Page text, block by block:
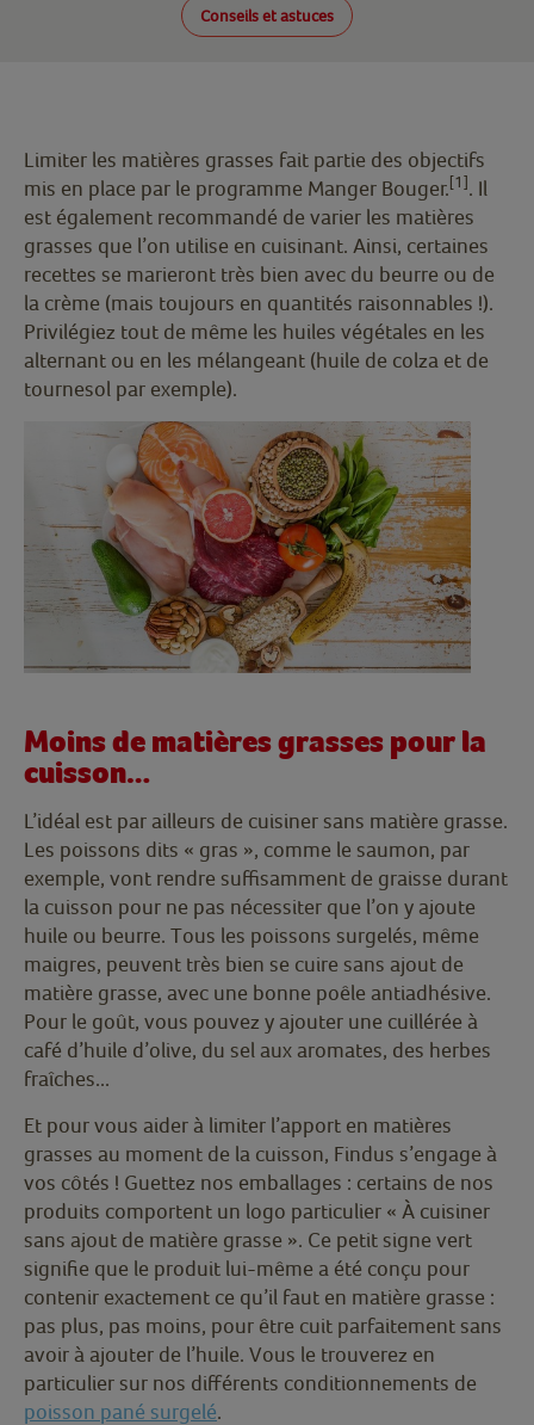
Conseils et astuces
Limiter les matières grasses fait partie des objectifs
mis en place par le programme Manger Bouger.[1]. Il
est également recommandé de varier les matières
grasses que l’on utilise en cuisinant. Ainsi, certaines
recettes se marieront très bien avec du beurre ou de
la crème (mais toujours en quantités raisonnables !).
Privilégiez tout de même les huiles végétales en les
alternant ou en les mélangeant (huile de colza et de
tournesol par exemple).
Moins de matières grasses pour la
cuisson…
L’idéal est par ailleurs de cuisiner sans matière grasse.
Les poissons dits « gras », comme le saumon, par
exemple, vont rendre suffisamment de graisse durant
la cuisson pour ne pas nécessiter que l’on y ajoute
huile ou beurre. Tous les poissons surgelés, même
maigres, peuvent très bien se cuire sans ajout de
matière grasse, avec une bonne poêle antiadhésive.
Pour le goût, vous pouvez y ajouter une cuillérée à
café d’huile d’olive, du sel aux aromates, des herbes
fraîches...
Et pour vous aider à limiter l’apport en matières
grasses au moment de la cuisson, Findus s’engage à
vos côtés ! Guettez nos emballages : certains de nos
produits comportent un logo particulier « À cuisiner
sans ajout de matière grasse ». Ce petit signe vert
signifie que le produit lui-même a été conçu pour
contenir exactement ce qu’il faut en matière grasse :
pas plus, pas moins, pour être cuit parfaitement sans
avoir à ajouter de l’huile. Vous le trouverez en
particulier sur nos différents conditionnements de
poisson pané surgelé.